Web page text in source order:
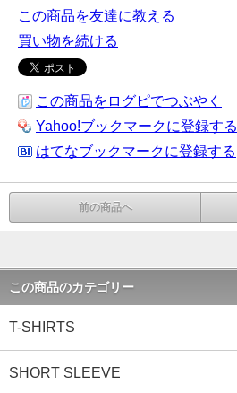
この商品を友達に教える
買い物を続ける
この商品をログピでつぶやく
Yahoo!ブックマークに登録する
はてなブックマークに登録する
前の商品へ
この商品のカテゴリー
T-SHIRTS
SHORT SLEEVE